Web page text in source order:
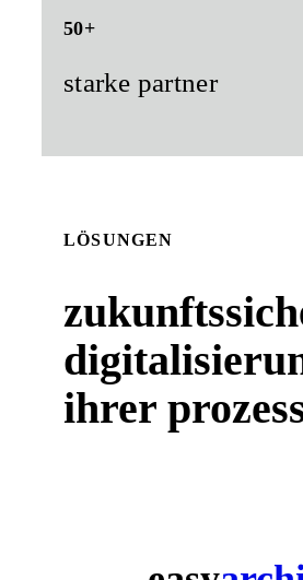
50+
starke partner
LÖSUNGEN
ihrer